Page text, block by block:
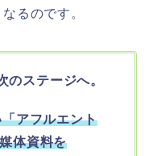
るのです。
のステージへ。
アフルエント
体資料を